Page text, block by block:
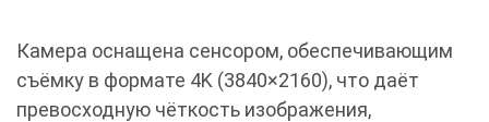
Камера оснащена сенсором, обеспечивающим
съёмку в формате 4K (3840×2160), что даёт
превосходную чёткость изображения,